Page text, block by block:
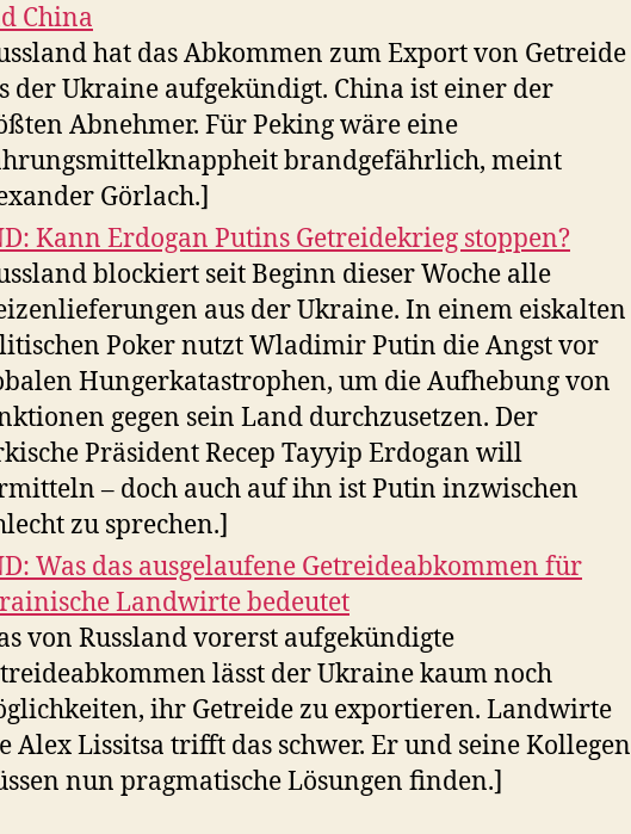
China
hat das Abkommen zum Export von Getreide
der Ukraine aufgekündigt. China ist einer der
Abnehmer. Für Peking wäre eine
brandgefährlich, meint
Görlach.]
Kann Erdogan Putins Getreidekrieg stoppen?
blockiert seit Beginn dieser Woche alle
aus der Ukraine. In einem eiskalten
Poker nutzt Wladimir Putin die Angst vor
Hungerkatastrophen, um die Aufhebung von
gegen sein Land durchzusetzen. Der
Präsident Recep Tayyip Erdogan will
– doch auch auf ihn ist Putin inzwischen
zu sprechen.]
Was das ausgelaufene Getreideabkommen für
Landwirte bedeutet
von Russland vorerst aufgekündigte
lässt der Ukraine kaum noch
ihr Getreide zu exportieren. Landwirte
Alex Lissitsa trifft das schwer. Er und seine Kollegen
nun pragmatische Lösungen finden.]